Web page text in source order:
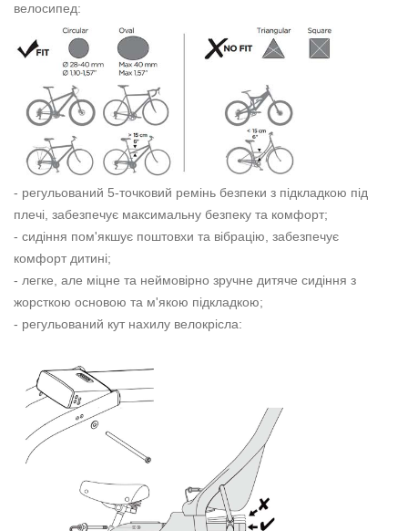
велосипед:
- регульований 5-точковий ремінь безпеки з підкладкою під
плечі, забезпечує максимальну безпеку та комфорт;
- сидіння пом'якшує поштовхи та вібрацію, забезпечує
комфорт дитині;
- легке, але міцне та неймовірно зручне дитяче сидіння з
жорсткою основою та м'якою підкладкою;
- регульований кут нахилу велокрісла: